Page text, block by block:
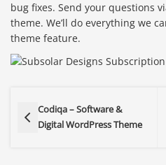
bug fixes. Send your questions
theme. We’ll do everything we
theme feature.
Codiqa – Software &
Digital WordPress Theme